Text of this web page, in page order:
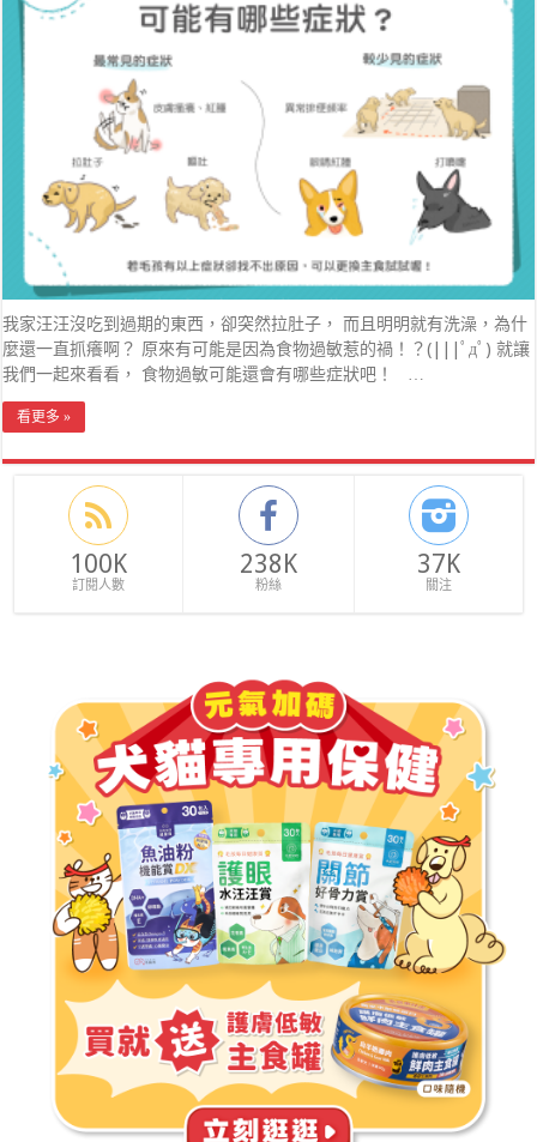
我家汪汪沒吃到過期的東西，卻突然拉肚子， 而且明明就有洗澡，為什
麼還一直抓癢啊？ 原來有可能是因為食物過敏惹的禍！？(|||ﾟдﾟ) 就讓
我們一起來看看， 食物過敏可能還會有哪些症狀吧！ …
看更多 »
100K
訂閱人數
238K
粉絲
37K
關注